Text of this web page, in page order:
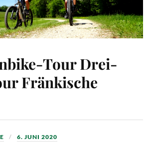
Tour Drei-
Fränkische
6. JUNI 2020